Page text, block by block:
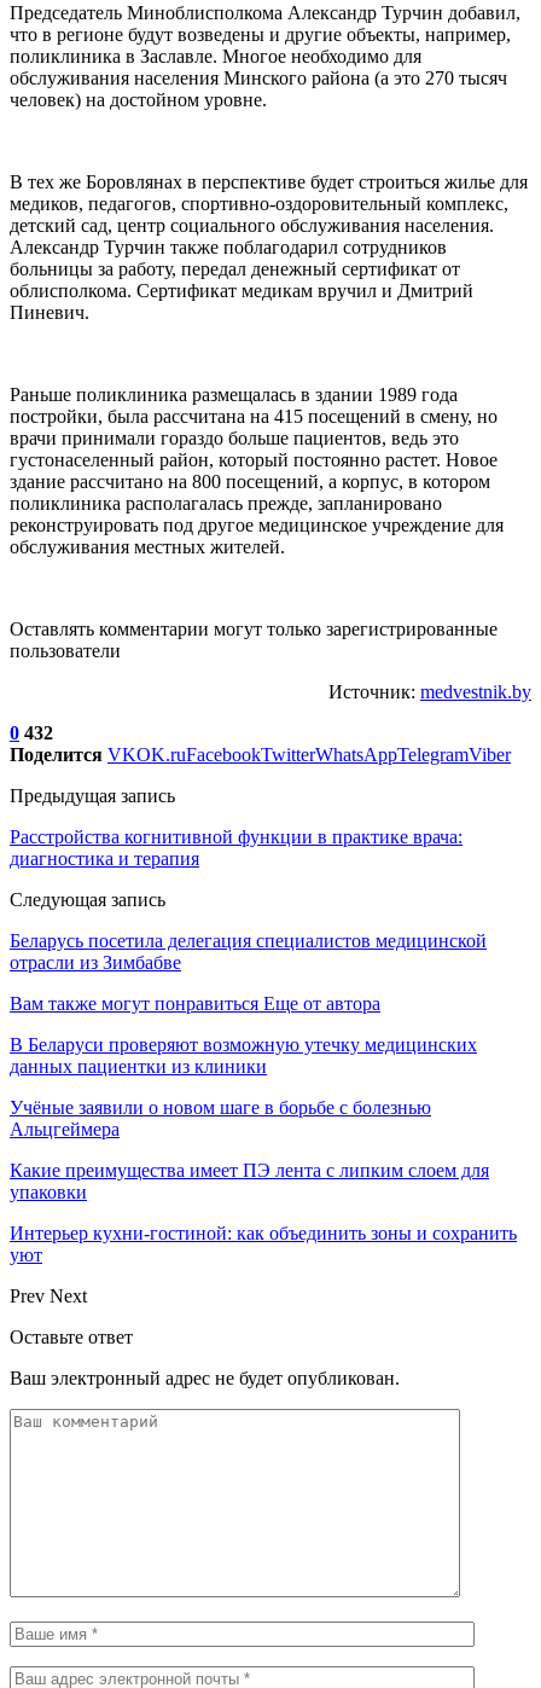
Председатель Миноблисполкома Александр Турчин добавил,
что в регионе будут возведены и другие объекты, например,
поликлиника в Заславле. Многое необходимо для
обслуживания населения Минского района (а это 270 тысяч
человек) на достойном уровне.
В тех же Боровлянах в перспективе будет строиться жилье для
медиков, педагогов, спортивно-оздоровительный комплекс,
детский сад, центр социального обслуживания населения.
Александр Турчин также поблагодарил сотрудников
больницы за работу, передал денежный сертификат от
облисполкома. Сертификат медикам вручил и Дмитрий
Пиневич.
Раньше поликлиника размещалась в здании 1989 года
постройки, была рассчитана на 415 посещений в смену, но
врачи принимали гораздо больше пациентов, ведь это
густонаселенный район, который постоянно растет. Новое
здание рассчитано на 800 посещений, а корпус, в котором
поликлиника располагалась прежде, запланировано
реконструировать под другое медицинское учреждение для
обслуживания местных жителей.
Оставлять комментарии могут только зарегистрированные
пользователи
Источник: medvestnik.by
0 432
Поделится VKOK.ruFacebookTwitterWhatsAppTelegramViber
Предыдущая запись
Расстройства когнитивной функции в практике врача:
диагностика и терапия
Следующая запись
Беларусь посетила делегация специалистов медицинской
отрасли из Зимбабве
Вам также могут понравиться Еще от автора
В Беларуси проверяют возможную утечку медицинских
данных пациентки из клиники
Учёные заявили о новом шаге в борьбе с болезнью
Альцгеймера
Какие преимущества имеет ПЭ лента с липким слоем для
упаковки
Интерьер кухни-гостиной: как объединить зоны и сохранить
уют
Prev Next
Оставьте ответ
Ваш электронный адрес не будет опубликован.